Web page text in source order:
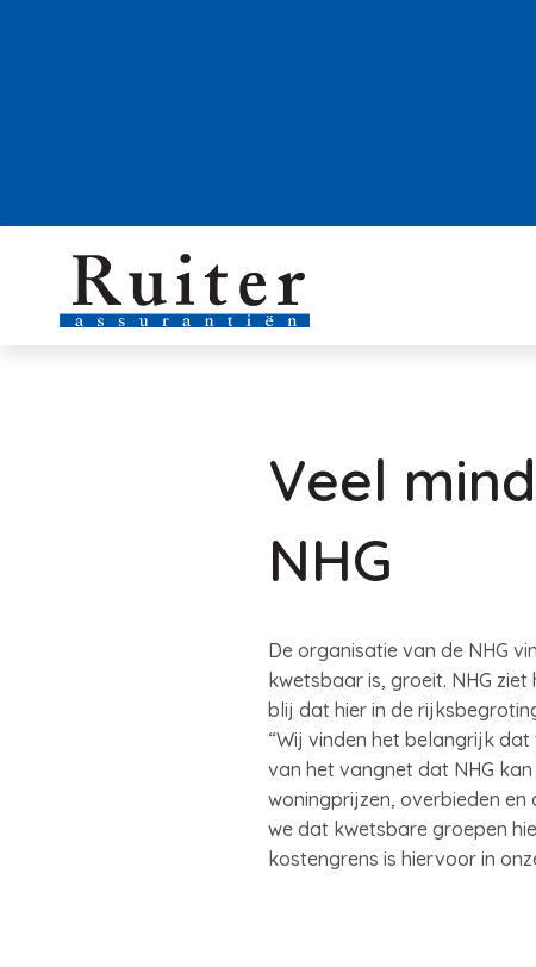
Veel
NHG
De organisatie van de NHG
kwetsbaar is, groeit. NHG
blij dat hier in de
“Wij vinden het belangrijk
van het vangnet dat NHG
woningprijzen, overbieden
we dat kwetsbare groepen
kostengrens is hiervoor in